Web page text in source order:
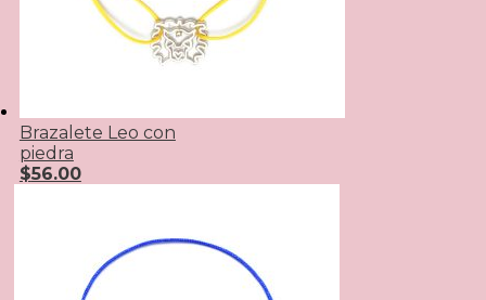
Brazalete Leo con
piedra
$56.00